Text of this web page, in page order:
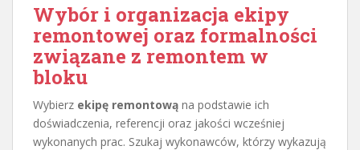
Wybór i organizacja ekipy
remontowej oraz formalności
związane z remontem w
bloku
Wybierz ekipę remontową na podstawie ich
doświadczenia, referencji oraz jakości wcześniej
wykonanych prac. Szukaj wykonawców, którzy wykazują